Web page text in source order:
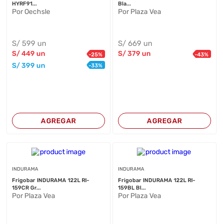
HYRF91...
Por Oechsle
S/599 un
S/449 un -25%
S/399 un -33%
AGREGAR
Bla...
Por Plaza Vea
S/ 669 un
S/379 un -43%
AGREGAR
INDURAMA
Frigobar INDURAMA 122L RI-
159CR Gr...
Por Plaza Vea
INDURAMA
Frigobar INDURAMA 122L RI-
159BL Bl...
Por Plaza Vea